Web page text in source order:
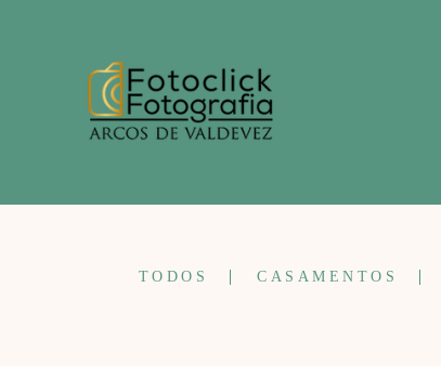
TODOS CASAMENTOS